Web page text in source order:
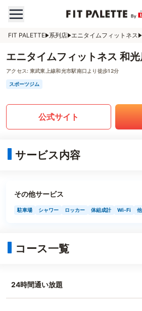
FIT PALETTE 系列店 エニタイムフィットネス
エニタイムフィットネス 和
アクセス: 東武東上線和光市駅南口より徒歩12分
スポーツジム
公式サイト
サービス内容
その他サービス
駐車場 シャワー ロッカー 体組成計 Wi-Fi
コース一覧
24時間通い放題